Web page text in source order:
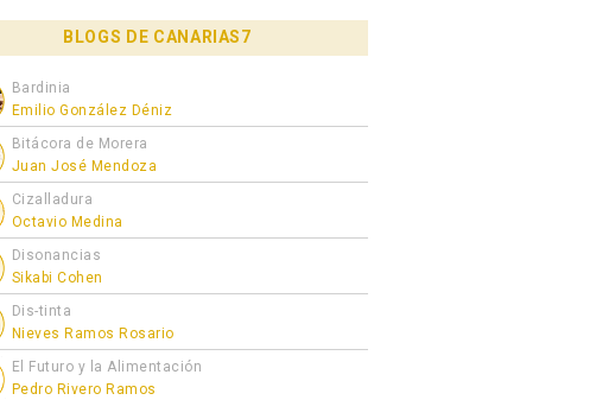
BLOGS DE CANARIAS7
Bardinia
Emilio González Déniz
Bitácora de Morera
Juan José Mendoza
Cizalladura
Octavio Medina
Disonancias
Sikabi Cohen
Dis-tinta
Nieves Ramos Rosario
El Futuro y la Alimentación
Pedro Rivero Ramos